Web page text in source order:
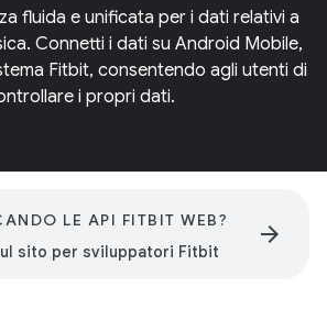
fluida e unificata per i dati relativi a
Connetti i dati su Android Mobile,
Fitbit, consentendo agli utenti di
i propri dati.
LE API FITBIT WEB?
sito per sviluppatori Fitbit
arrow_forward